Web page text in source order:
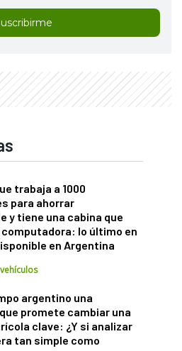
trabaja a 1000
para ahorrar
y tiene una cabina que
computadora: lo último en
en Argentina
argentino una
promete cambiar una
clave: ¿Y si analizar
tan simple como